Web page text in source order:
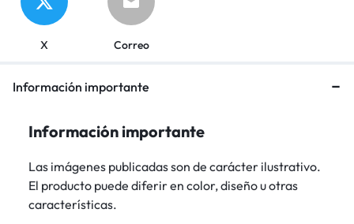
X Correo
Información importante
Información importante
Las imágenes publicadas son de carácter ilustrativo.
El producto puede diferir en color, diseño u otras
características.